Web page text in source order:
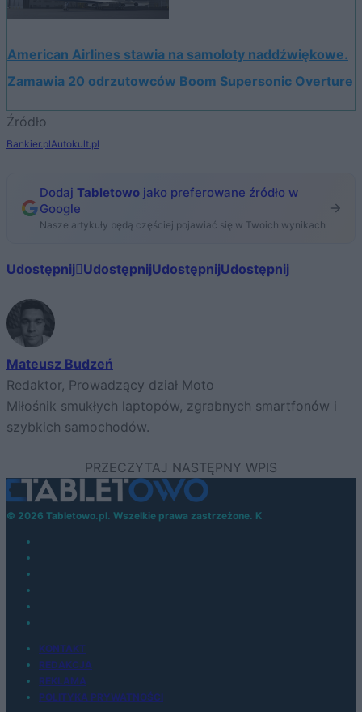
American Airlines stawia na samoloty naddźwiękowe.
Zamawia 20 odrzutowców Boom Supersonic Overture
Źródło
Bankier.plAutokult.pl
Dodaj Tabletowo jako preferowane źródło w
Google
Nasze artykuły będą częściej pojawiać się w Twoich wynikach
Udostępnij UdostępnijUdostępnijUdostępnij
Mateusz Budzeń
Redaktor, Prowadzący dział Moto
Miłośnik smukłych laptopów, zgrabnych smartfonów i
szybkich samochodów.
© 2026 Tabletowo.pl. Wszelkie prawa zastrzeżone. K
KONTAKT
REDAKCJA
REKLAMA
POLITYKA PRYWATNOŚCI